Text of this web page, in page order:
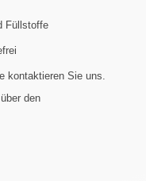
Füllstoffe
kontaktieren Sie uns.
den